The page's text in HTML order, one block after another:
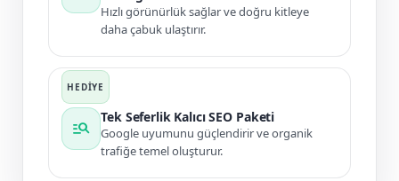
Hızlı görünürlük sağlar ve doğru kitleye
daha çabuk ulaştırır.
manage_search
Tek Seferlik Kalıcı SEO Paketi
Google uyumunu güçlendirir ve organik
trafiğe temel oluşturur.